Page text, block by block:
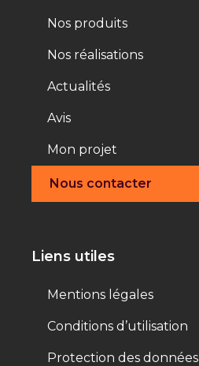
Nos produits
Nos réalisations
Actualités
Avis
Mon projet
Nous contacter
Liens utiles
Mentions légales
Conditions d’utilisation
Protection des données